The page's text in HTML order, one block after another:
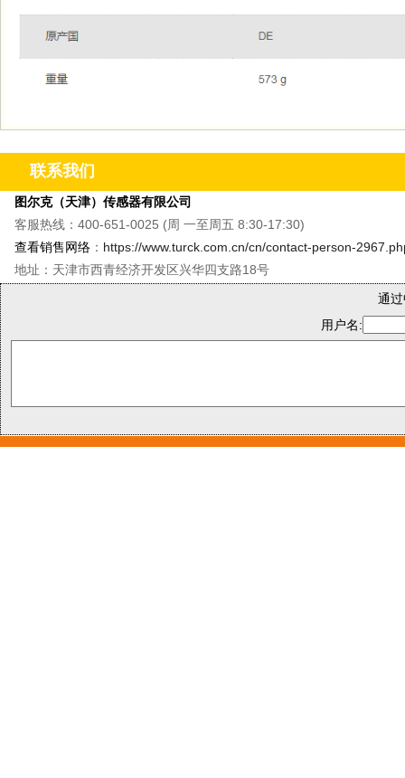
联系我们
图尔克（天津）传感器有限公司
客服热线：400-651-0025 (周 一至周五 8:30-17:30)
查看销售网络 ： https://www.turck.com.cn/cn/contact-person-
地址：天津市西青经济开发区兴华四支路18号
通
用户名: